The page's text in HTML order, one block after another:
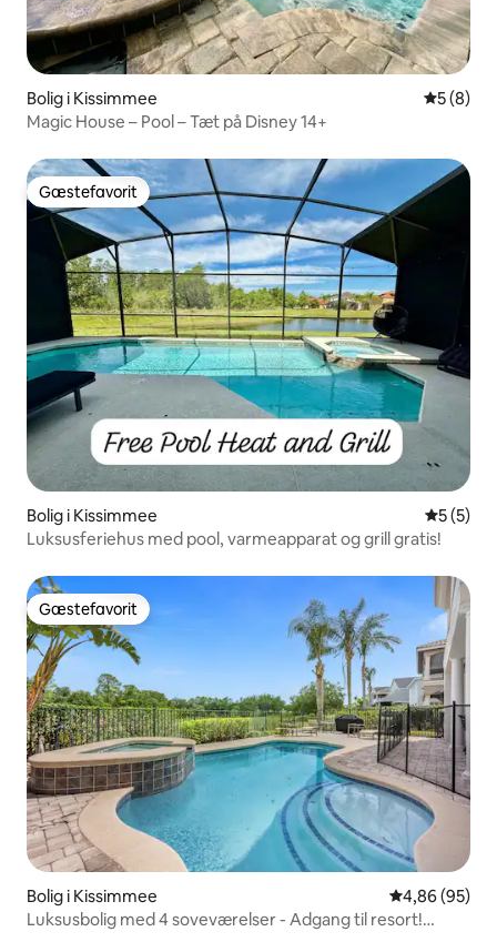
Bolig i Kissimmee 5 ud af 5
5 (8)
Magic House – Pool – Tæt på Disney 14+
Gæstefavorit
Gæstefavorit
Bolig i Kissimmee 5 ud af 5
5 (5)
Luksusferiehus med pool, varmeapparat og grill gratis!
Gæstefavorit
Gæstefavorit
Bolig i Kissimmee 4,86 ud af 5 i
4,86 (95)
Luksusbolig med 4 soveværelser - Adgang til resort!